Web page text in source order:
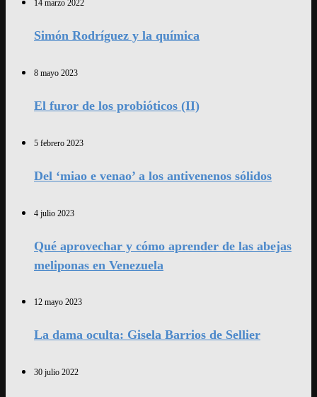
14 marzo 2022
Simón Rodríguez y la química
8 mayo 2023
El furor de los probióticos (II)
5 febrero 2023
Del ‘miao e venao’ a los antivenenos sólidos
4 julio 2023
Qué aprovechar y cómo aprender de las abejas
meliponas en Venezuela
12 mayo 2023
La dama oculta: Gisela Barrios de Sellier
30 julio 2022